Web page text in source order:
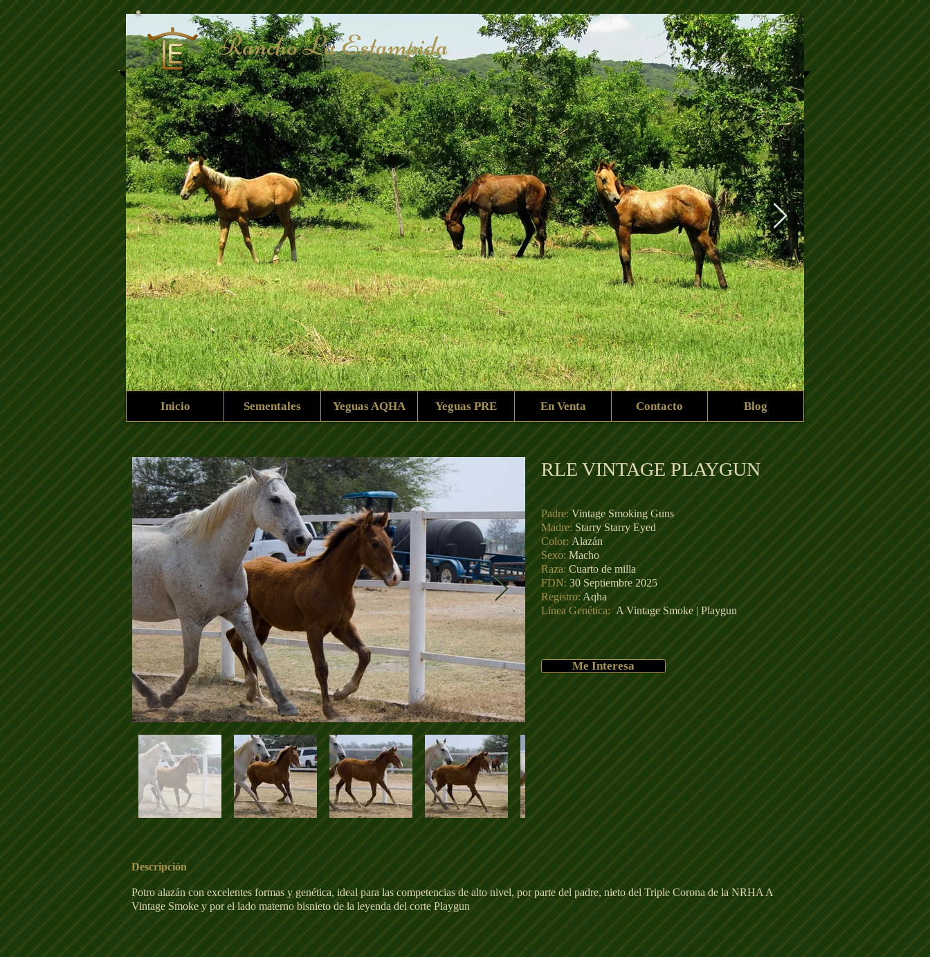
Rancho La Estampida
Inicio Sementales Yeguas AQHA Yeguas PRE En Venta Contacto Blog
RLE VINTAGE PLAYGUN
Padre: Vintage Smoking Guns
Madre: Starry Starry Eyed
Color: Alazán
Sexo: Macho
Raza: Cuarto de milla
FDN: 30 Septiembre 2025
Registro:Aqha
Linea Genética: ​A Vintage Smoke | Playgun
Me Interesa
Descripción
Potro alazán con excelentes formas y genética, ideal para las competencias de alto nivel, por parte del padre, nieto del Triple Corona de la NRHA A
Vintage Smoke y por el lado materno bisnieto de la leyenda del corte Playgun